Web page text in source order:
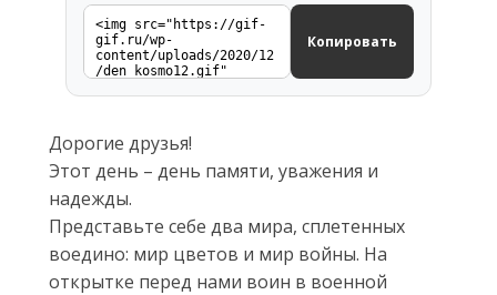
Копировать
Дорогие друзья!
Этот день – день памяти, уважения и
надежды.
Представьте себе два мира, сплетенных
воедино: мир цветов и мир войны. На
открытке перед нами воин в военной